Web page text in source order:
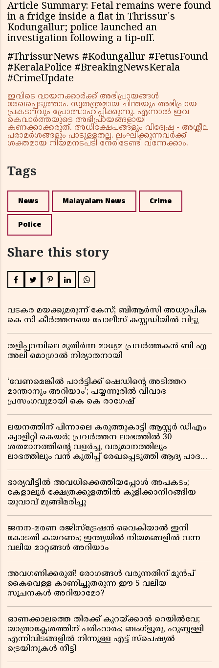
Article Summary: Fetal remains were found
in a fridge inside a flat in Thrissur's
Kodungallur; police launched an
investigation following a tip-off.
#ThrissurNews #Kodungallur #FetusFound
#KeralaPolice #BreakingNewsKerala
#CrimeUpdate
ഇവിടെ വായനക്കാർക്ക് അഭിപ്രായങ്ങൾ
രേഖപ്പെടുത്താം. സ്വതന്ത്രമായ ചിന്തയും അഭിപ്രായ
പ്രകടനവും പ്രോത്സാഹിപ്പിക്കുന്നു. എന്നാൽ ഇവ
കെവാർത്തയുടെ അഭിപ്രായങ്ങളായി
കണക്കാക്കരുത്. അധിക്ഷേപങ്ങളും വിദ്വേഷ - അശ്ലീല
പരാമർശങ്ങളും പാടുള്ളതല്ല. ലംഘിക്കുന്നവർക്ക്
ശക്തമായ നിയമനടപടി നേരിടേണ്ടി വന്നേക്കാം.
Tags
News Malayalam News Crime
Police
Share this story
വടകര മയക്കുമരുന്ന് കേസ്; ബിആർസി അധ്യാപിക
കെ സി കീർത്തനയെ പോലീസ് കസ്റ്റഡിയിൽ വിട്ടു
തളിപ്പറമ്പിലെ മുതിർന്ന മാധ്യമ പ്രവർത്തകൻ ബി എ
അലി മൊഗ്രാൽ നിര്യാതനായി
‘വേണമെങ്കിൽ പാർട്ടിക്ക് ഷെഡിൻ്റെ അടിത്തറ
മാന്താനും അറിയാം’; പയ്യന്നൂരിൽ വിവാദ
പ്രസംഗവുമായി കെ കെ രാഗേഷ്
ലയനത്തിന് പിന്നാലെ കരുത്തുകാട്ടി ആസ്റ്റർ ഡിഎം
ക്വാളിറ്റി കെയർ; പ്രവർത്തന ലാഭത്തിൽ 30
ശതമാനത്തിൻ്റെ വളർച്ച, വരുമാനത്തിലും
ലാഭത്തിലും വൻ കുതിപ്പ് രേഖപ്പെടുത്തി ആദ്യ പാദ
ഭാര്യവീട്ടിൽ അവധിക്കെത്തിയപ്പോൾ അപകടം;
കേളാലൂർ ക്ഷേത്രക്കുളത്തിൽ കുളിക്കാനിറങ്ങിയ
യുവാവ് മുങ്ങിമരിച്ചു
ജനന-മരണ രജിസ്ട്രേഷൻ വൈകിയാൽ ഇനി
കോടതി കയറണം; ഇന്ത്യയിൽ നിയമങ്ങളിൽ വന്ന
വലിയ മാറ്റങ്ങൾ അറിയാം
അവഗണിക്കരുത്! രോഗങ്ങൾ വരുന്നതിന് മുൻപ്
കൈവെള്ള കാണിച്ചുതരുന്ന ഈ 5 വലിയ
സൂചനകൾ അറിയാമോ?
ഓണക്കാലത്തെ തിരക്ക് കുറയ്ക്കാൻ റെയിൽവേ;
യാത്രാക്ലേശത്തിന് പരിഹാരം; ബംഗ്ളൂരു, ഹുബ്ബള്ളി
എന്നിവിടങ്ങളിൽ നിന്നുള്ള എട്ട് സ്പെഷ്യൽ
ട്രെയിനുകൾ നീട്ടി